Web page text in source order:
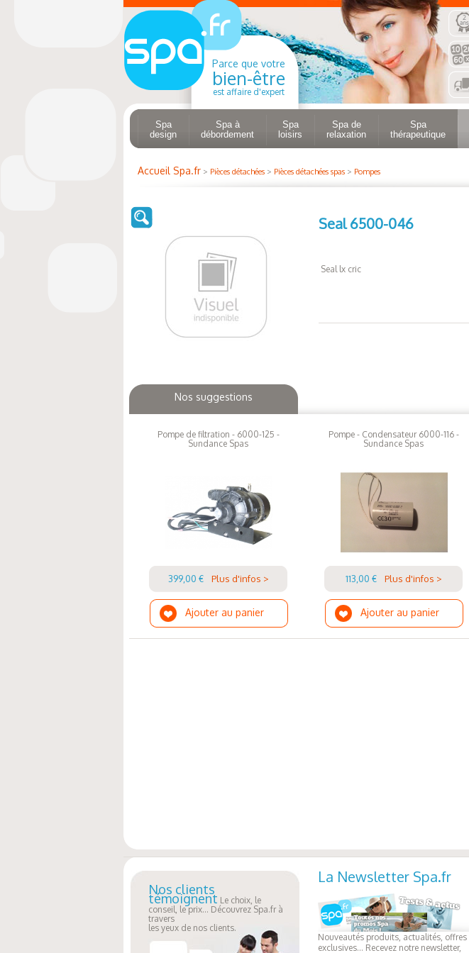
Parce que votre
bien-être
est affaire d'expert
Spa
design
Spa à
débordement
Spa
loisirs
Spa de
relaxation
Spa
thérapeutique
Accueil Spa.fr > Pièces détachées > Pièces détachées spas > Pompes
Seal 6500-046
Seal lx cric
Nos suggestions
Pompe de filtration - 6000-125 -
Sundance Spas
399,00 € Plus d'infos >
Ajouter au panier
Pompe - Condensateur 6000-116 -
Sundance Spas
113,00 € Plus d'infos >
Ajouter au panier
Nos clients
témoignent Le choix, le
conseil, le prix... Découvrez Spa.fr à
travers
les yeux de nos clients.
La Newsletter Spa.fr
Nouveautés produits, actualités, offres
exclusives... Recevez notre newsletter,